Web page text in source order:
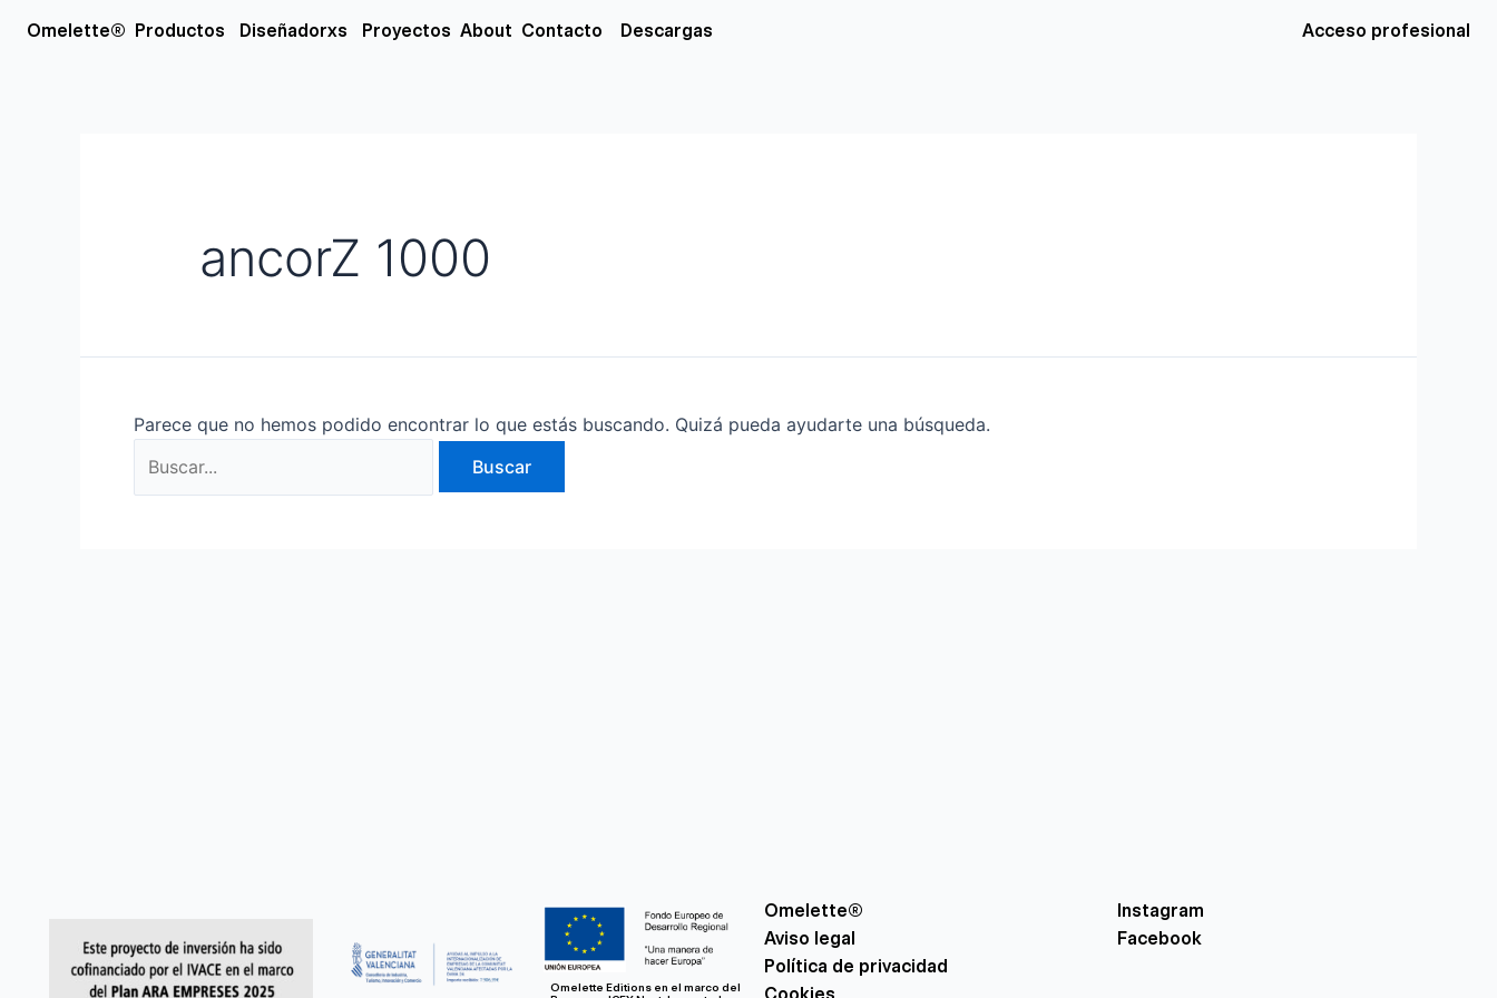
Omelette® Productos Open Productos
Diseñadorxs Open Diseñadorxs
Proyectos About Contacto Descargas Acceso profesional
ancorZ 1000
Parece que no hemos podido encontrar lo que estás buscando. Quizá pueda ayudarte una búsqueda.
por:
Omelette Editions en el marco del
Omelette®
Aviso legal
Política de privacidad
Instagram
Facebook